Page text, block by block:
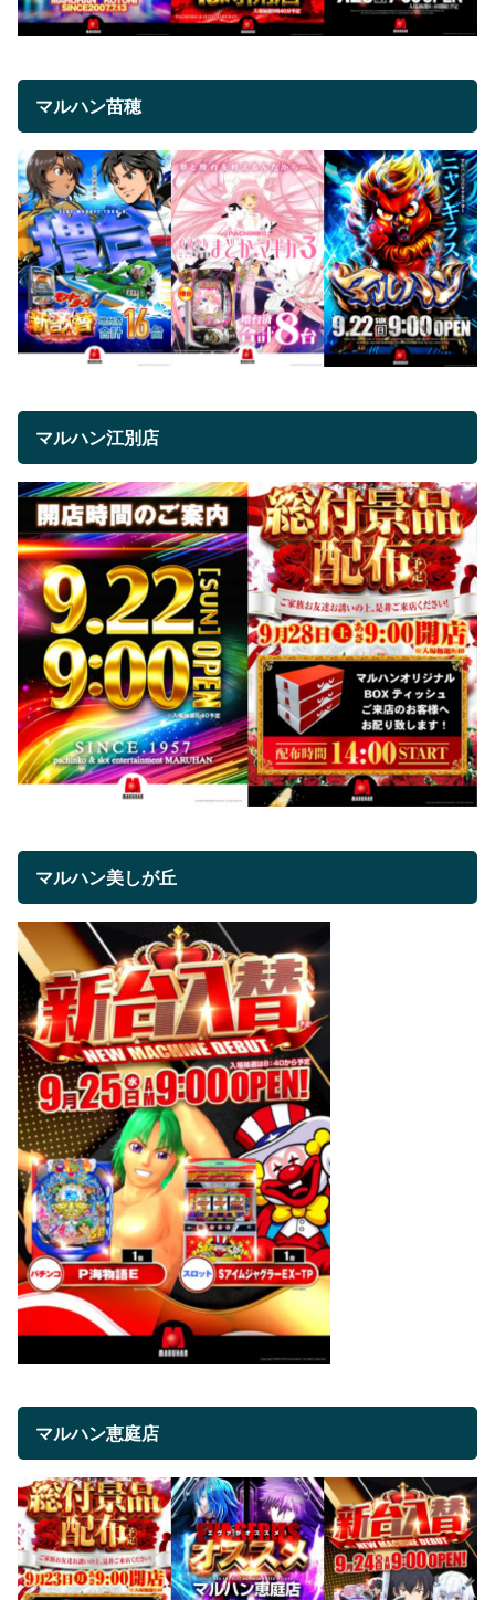
マルハン苗穂
マルハン江別店
マルハン美しが丘
マルハン恵庭店